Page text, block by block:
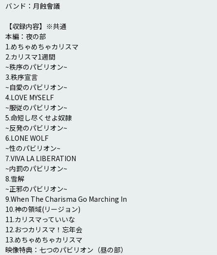
バンド：月蝕會議
【収録内容】※共通
本編：夜の部
1.めちゃめちゃカリスマ
2.カリスマ1週間
~秩序のパビリオン~
3.秩序宣言
~自愛のパビリオン~
4.LOVE MYSELF
~服従のパビリオン~
5.命短し尽くせよ奴隷
~反発のパビリオン~
6.LONE WOLF
~性のパビリオン~
7.VIVA LA LIBERATION
~内罰のパビリオン~
8.雪解
~正邪のパビリオン~
9.When The Charisma Go Marching In
10.神の領域(リージョン)
11.カリスマっていいな
12.おつカリスマ！忘年会
13.めちゃめちゃカリスマ
映像特典：七つのパビリオン（昼の部）